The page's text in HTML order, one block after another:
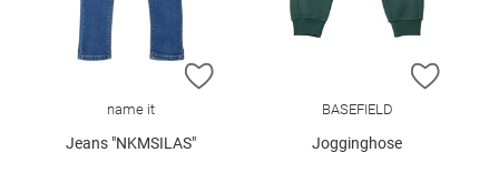
ZUR WUNSCHLISTE HINZUFÜGEN
name it
Jeans "NKMSILAS"
ZUR
BASEFIELD
Jogginghose